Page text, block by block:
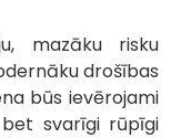
mazāku risku
drošības
būs ievērojami
svarīgi rūpīgi